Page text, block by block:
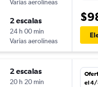
Varias aerolíneas
2 escalas
24 h 00 min
Varias aerolíneas
2 escalas
20 h 20 min
el